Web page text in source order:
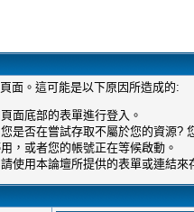
面。這可能是以下原因所造成的:
面底部的表單進行登入。
是否在嘗試存取不屬於您的資源?
，或者您的帳號正在等候啟動。
使用本論壇所提供的表單或連結來